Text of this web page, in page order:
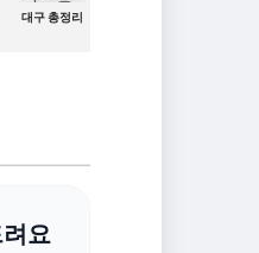
대구 총정리
요